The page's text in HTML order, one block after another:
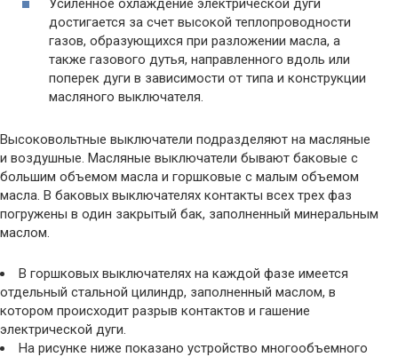
достигается за счет высокой теплопроводности
газов, образующихся при разложении масла, а
также газового дутья, направленного вдоль или
поперек дуги в зависимости от типа и конструкции
масляного выключателя.
Высоковольтные выключатели подразделяют на масляные
и воздушные. Масляные выключатели бывают баковые с
большим объемом масла и горшковые с малым объемом
масла. В баковых выключателях контакты всех трех фаз
погружены в один закрытый бак, заполненный минеральным
маслом.
В горшковых выключателях на каждой фазе имеется
отдельный стальной цилиндр, заполненный маслом, в
котором происходит разрыв контактов и гашение
электрической дуги.
На рисунке ниже показано устройство многообъемного